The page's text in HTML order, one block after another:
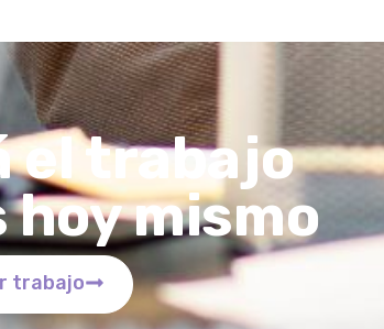
el trabajo
hoy mismo
trabajo